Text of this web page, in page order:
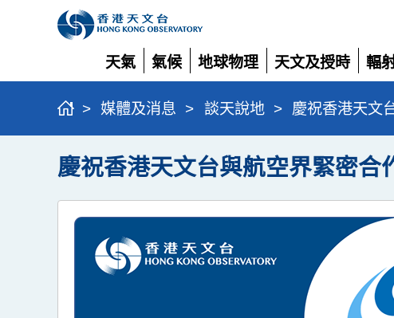
天氣
展
開
氣候
展
開
地球物理
展
開
天文及授時
展
開
輻
展
開
> 媒體及消息 > 談天說地 > 慶祝香港天文
慶祝香港天文台與航空界緊密合